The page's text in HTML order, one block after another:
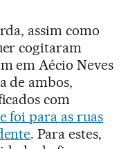
assim como
cogitaram
em Aécio Neves
de ambos,
com
foi para as ruas
. Para estes,